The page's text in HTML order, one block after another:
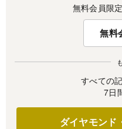
無料会員限
無料
すべての
7日
ダイヤモンド